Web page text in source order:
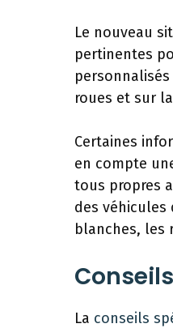
Le nouveau
pertinentes
roues et sur
Certaines
en compte
tous propres
des véhicules
blanches, les
La conseils